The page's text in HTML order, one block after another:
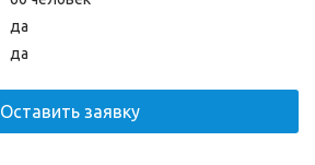
да
да
Оставить заявку